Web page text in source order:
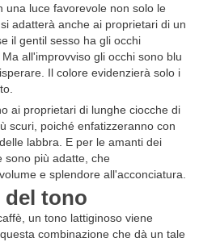
una luce favorevole non solo le
adatterà anche ai proprietari di un
il gentil sesso ha gli occhi
all'improvviso gli occhi sono blu
Il colore evidenzierà solo i
ai proprietari di lunghe ciocche di
scuri, poiché enfatizzeranno con
labbra. E per le amanti dei
sono più adatte, che
e splendore all'acconciatura.
del tono
un tono lattiginoso viene
combinazione che dà un tale